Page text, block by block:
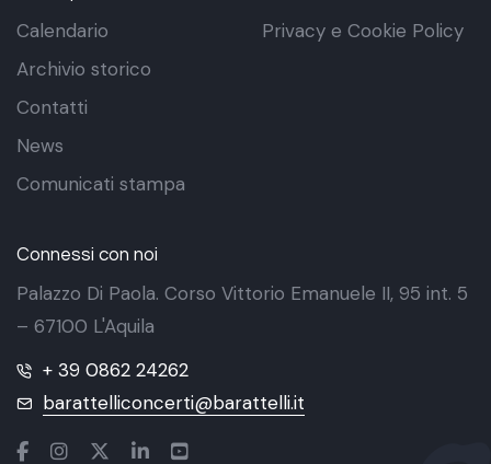
Calendario
Archivio storico
Contatti
News
Comunicati stampa
Privacy e Cookie Policy
Connessi con noi
Palazzo Di Paola. Corso Vittorio Emanuele II, 95 int. 5
– 67100 L'Aquila
+ 39 0862 24262
barattelliconcerti@barattelli.it